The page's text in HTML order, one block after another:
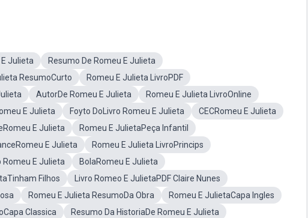
Julieta
Resumo De Romeu E Julieta
ResumoCurto
Romeu E Julieta LivroPDF
AutorDe Romeu E Julieta
Romeu E Julieta LivroOnline
E Julieta Foyto DoLivro Romeu E Julieta
CECRomeu E Julieta
E Julieta
Romeu E JulietaPeça Infantil
E Julieta
Romeu E Julieta LivroPrincips
Romeu E Julieta
BolaRomeu E Julieta
Filhos
Livro Romeo E JulietaPDF Claire Nunes
Romeu E Julieta ResumoDa Obra
Romeu E JulietaCapa Ingles
Classica
Resumo Da HistoriaDe Romeu E Julieta